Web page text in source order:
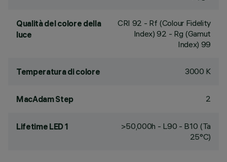
Qualità del colore della
luce
CRI 92 - Rf (Colour Fidelity
Index) 92 - Rg (Gamut
Index) 99
Temperatura di colore 3000 K
MacAdam Step 2
Lifetime LED 1
>50,000h - L90 - B10 (Ta
25°C)